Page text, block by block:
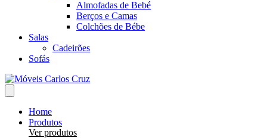
Almofadas de Bebé
Berços e Camas
Colchões de Bébe
Salas
Cadeirões
Sofás
Home
Produtos
Ver produtos